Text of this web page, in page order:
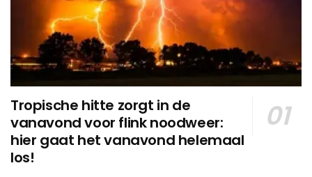
Tropische hitte zorgt in de
vanavond voor flink noodweer:
hier gaat het vanavond helemaal
los!